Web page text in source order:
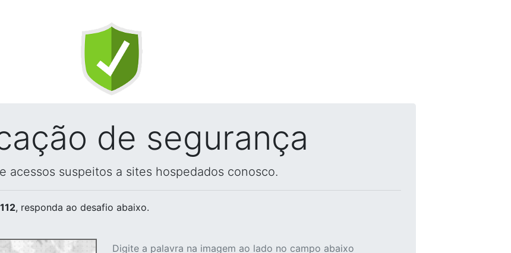
de segurança
acessos suspeitos a sites hospedados conosco.
, responda ao desafio abaixo.
Digite a palavra na imagem ao lado no campo abaixo